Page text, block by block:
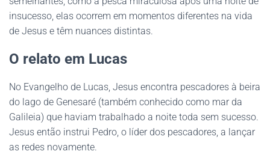
insucesso, elas ocorrem em momentos diferentes na vida
de Jesus e têm nuances distintas.
O relato em Lucas
No Evangelho de Lucas, Jesus encontra pescadores à beira
do lago de Genesaré (também conhecido como mar da
Galileia) que haviam trabalhado a noite toda sem sucesso.
Jesus então instrui Pedro, o líder dos pescadores, a lançar
as redes novamente.